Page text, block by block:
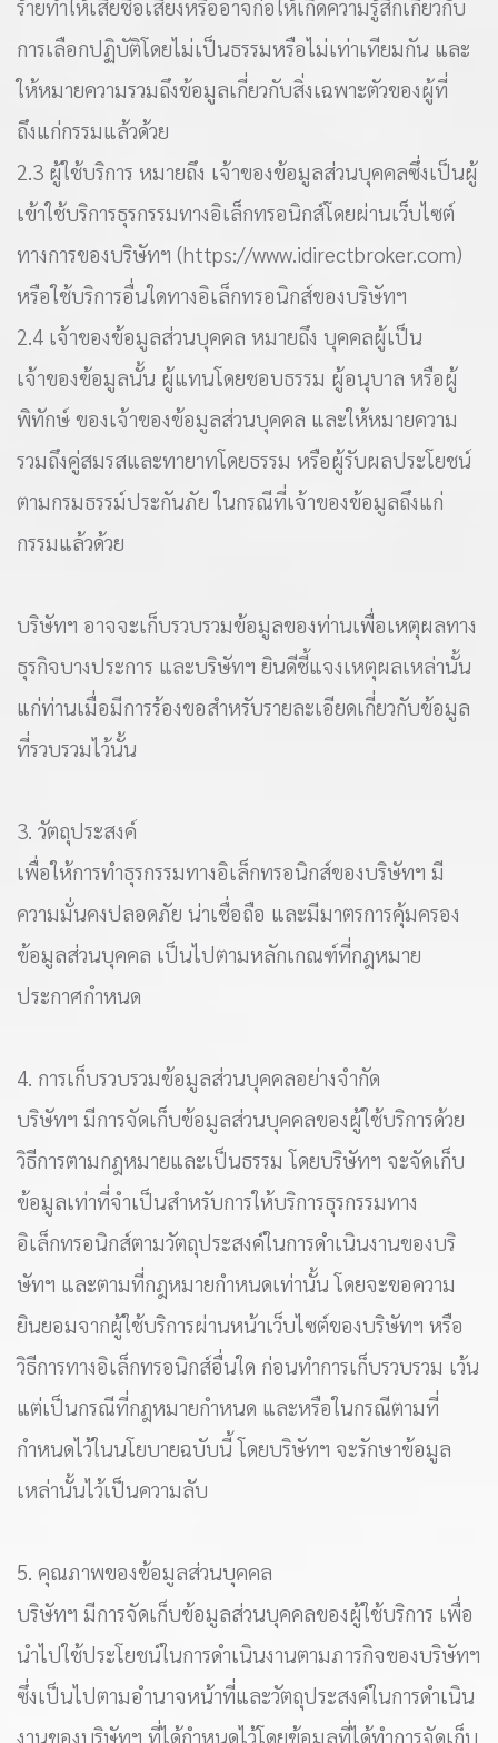
ร้ายทำให้เสียชื่อเสียงหรืออาจก่อให้เกิดความรู้สึกเกี่ยวกับ
การเลือกปฏิบัติโดยไม่เป็นธรรมหรือไม่เท่าเทียมกัน และ
ให้หมายความรวมถึงข้อมูลเกี่ยวกับสิ่งเฉพาะตัวของผู้ที่
ถึงแก่กรรมแล้วด้วย
2.3 ผู้ใช้บริการ หมายถึง เจ้าของข้อมูลส่วนบุคคลซึ่งเป็นผู้
เข้าใช้บริการธุรกรรมทางอิเล็กทรอนิกส์โดยผ่านเว็บไซต์
ทางการของบริษัทฯ (https://www.idirectbroker.com)
หรือใช้บริการอื่นใดทางอิเล็กทรอนิกส์ของบริษัทฯ
2.4 เจ้าของข้อมูลส่วนบุคคล หมายถึง บุคคลผู้เป็น
เจ้าของข้อมูลนั้น ผู้แทนโดยชอบธรรม ผู้อนุบาล หรือผู้
พิทักษ์ ของเจ้าของข้อมูลส่วนบุคคล และให้หมายความ
รวมถึงคู่สมรสและทายาทโดยธรรม หรือผู้รับผลประโยชน์
ตามกรมธรรม์ประกันภัย ในกรณีที่เจ้าของข้อมูลถึงแก่
กรรมแล้วด้วย
บริษัทฯ อาจจะเก็บรวบรวมข้อมูลของท่านเพื่อเหตุผลทาง
ธุรกิจบางประการ และบริษัทฯ ยินดีชี้แจงเหตุผลเหล่านั้น
แก่ท่านเมื่อมีการร้องขอสำหรับรายละเอียดเกี่ยวกับข้อมูล
ที่รวบรวมไว้นั้น
3. วัตถุประสงค์
เพื่อให้การทำธุรกรรมทางอิเล็กทรอนิกส์ของบริษัทฯ มี
ความมั่นคงปลอดภัย น่าเชื่อถือ และมีมาตรการคุ้มครอง
ข้อมูลส่วนบุคคล เป็นไปตามหลักเกณฑ์ที่กฎหมาย
ประกาศกำหนด
4. การเก็บรวบรวมข้อมูลส่วนบุคคลอย่างจำกัด
บริษัทฯ มีการจัดเก็บข้อมูลส่วนบุคคลของผู้ใช้บริการด้วย
วิธีการตามกฎหมายและเป็นธรรม โดยบริษัทฯ จะจัดเก็บ
ข้อมูลเท่าที่จำเป็นสำหรับการให้บริการธุรกรรมทาง
อิเล็กทรอนิกส์ตามวัตถุประสงค์ในการดำเนินงานของบริ
ษัทฯ และตามที่กฎหมายกำหนดเท่านั้น โดยจะขอความ
ยินยอมจากผู้ใช้บริการผ่านหน้าเว็บไซต์ของบริษัทฯ หรือ
วิธีการทางอิเล็กทรอนิกส์อื่นใด ก่อนทำการเก็บรวบรวม เว้น
แต่เป็นกรณีที่กฎหมายกำหนด และหรือในกรณีตามที่
กำหนดไว้ในนโยบายฉบับนี้ โดยบริษัทฯ จะรักษาข้อมูล
เหล่านั้นไว้เป็นความลับ
5. คุณภาพของข้อมูลส่วนบุคคล
บริษัทฯ มีการจัดเก็บข้อมูลส่วนบุคคลของผู้ใช้บริการ เพื่อ
นำไปใช้ประโยชน์ในการดำเนินงานตามภารกิจของบริษัทฯ
ซึ่งเป็นไปตามอำนาจหน้าที่และวัตถุประสงค์ในการดำเนิน
งานของบริษัทฯ ที่ได้กำหนดไว้โดยข้อมูลที่ได้ทำการจัดเก็บ